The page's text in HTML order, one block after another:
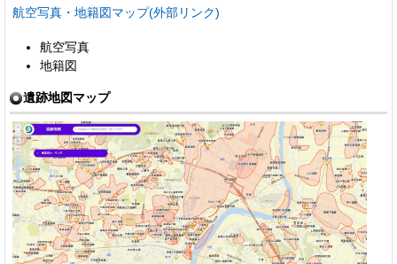
航空写真・地籍図マップ(外部リンク)
航空写真
地籍図
遺跡地図マップ